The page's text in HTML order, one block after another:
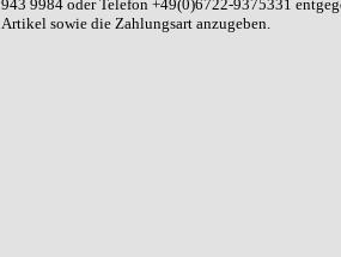
943 9984 oder Telefon +49(0)6722-9375331
Artikel sowie die Zahlungsart anzugeben.